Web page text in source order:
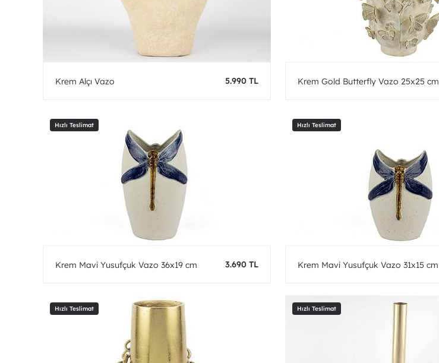
Krem Alçı Vazo 5.990 TL Krem Gold Butterfly Vazo 25x25 cm
Krem Mavi Yusufçuk Vazo 36x19 cm 3.690 TL Krem Mavi Yusufçuk Vazo 31x15 cm